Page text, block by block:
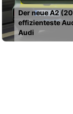
Der neue A2
effizienteste
Audi